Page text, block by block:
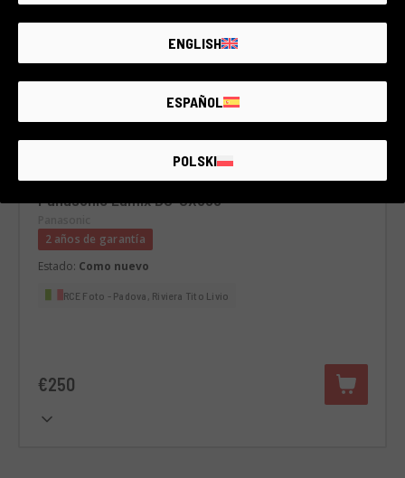
Panasonic Lumix DC-GX800
2 años de garantía
Estado: Como nuevo
RCE Foto - Padova, Riviera Tito Livio
€250
ENGLISH
ESPAÑOL
POLSKI